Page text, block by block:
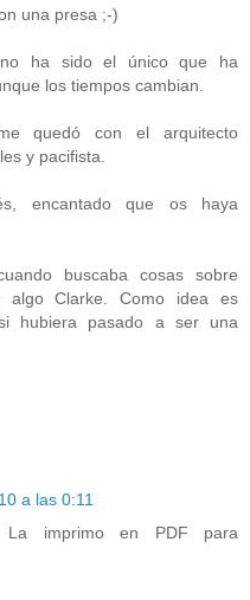
una presa ;-)
no ha sido el único que ha
los tiempos cambian.
quedó con el arquitecto
y pacifista.
encantado que os haya
buscaba cosas sobre
algo Clarke. Como idea es
hubiera pasado a ser una
a las 0:11
La imprimo en PDF para